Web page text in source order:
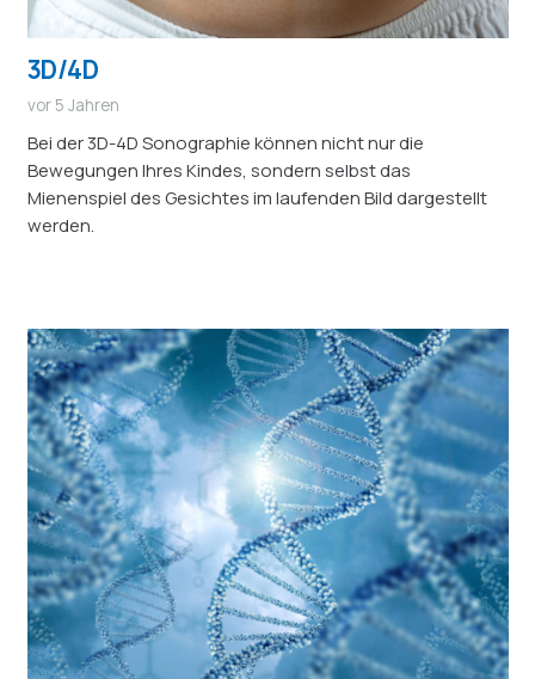
3D/4D
vor 5 Jahren
Bei der 3D-4D Sonographie können nicht nur die
Bewegungen Ihres Kindes, sondern selbst das
Mienenspiel des Gesichtes im laufenden Bild dargestellt
werden.